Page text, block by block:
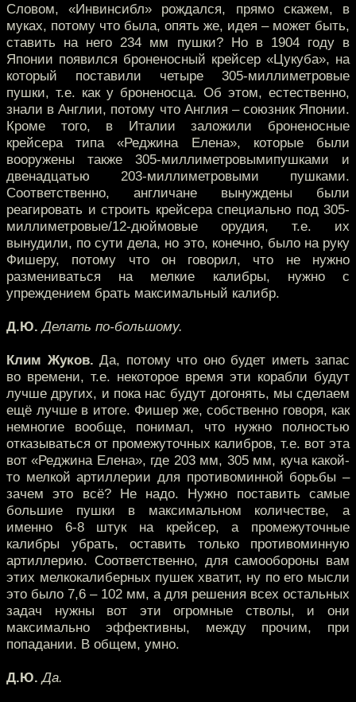
Словом, «Инвинсибл» рождался, прямо скажем, в
муках, потому что была, опять же, идея – может быть,
ставить на него 234 мм пушки? Но в 1904 году в
Японии появился броненосный крейсер «Цукуба», на
который поставили четыре 305-миллиметровые
пушки, т.е. как у броненосца. Об этом, естественно,
знали в Англии, потому что Англия – союзник Японии.
Кроме того, в Италии заложили броненосные
крейсера типа «Реджина Елена», которые были
вооружены также 305-миллиметровымипушками и
двенадцатью 203-миллиметровыми пушками.
Соответственно, англичане вынуждены были
реагировать и строить крейсера специально под 305-
миллиметровые/12-дюймовые орудия, т.е. их
вынудили, по сути дела, но это, конечно, было на руку
Фишеру, потому что он говорил, что не нужно
размениваться на мелкие калибры, нужно с
упреждением брать максимальный калибр.
Д.Ю. Делать по-большому.
Клим Жуков. Да, потому что оно будет иметь запас
во времени, т.е. некоторое время эти корабли будут
лучше других, и пока нас будут догонять, мы сделаем
ещё лучше в итоге. Фишер же, собственно говоря, как
немногие вообще, понимал, что нужно полностью
отказываться от промежуточных калибров, т.е. вот эта
вот «Реджина Елена», где 203 мм, 305 мм, куча какой-
то мелкой артиллерии для противоминной борьбы –
зачем это всё? Не надо. Нужно поставить самые
большие пушки в максимальном количестве, а
именно 6-8 штук на крейсер, а промежуточные
калибры убрать, оставить только противоминную
артиллерию. Соответственно, для самообороны вам
этих мелкокалиберных пушек хватит, ну по его мысли
это было 7,6 – 102 мм, а для решения всех остальных
задач нужны вот эти огромные стволы, и они
максимально эффективны, между прочим, при
попадании. В общем, умно.
Д.Ю. Да.